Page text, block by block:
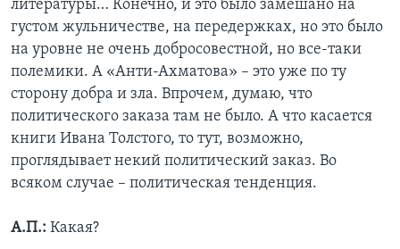
литературы… Конечно, и это было замешано на
густом жульничестве, на передержках, но это было
на уровне не очень добросовестной, но все-таки
полемики. А «Анти-Ахматова» – это уже по ту
сторону добра и зла. Впрочем, думаю, что
политического заказа там не было. А что касается
книги Ивана Толстого, то тут, возможно,
проглядывает некий политический заказ. Во
всяком случае – политическая тенденция.
А.П.: Какая?